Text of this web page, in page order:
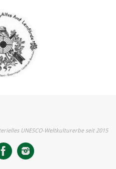
UNESCO-Weltkulturerbe seit 2015